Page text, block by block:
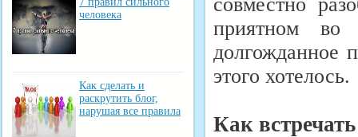
человека
Как сделать и
раскрутить блог,
нарушая все правила
приятном во
долгожданное
этого хотелось.
Как